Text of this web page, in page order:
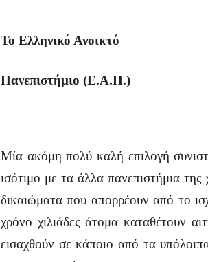
Το Ελληνικό Ανοικτό
Πανεπιστήμιο (Ε.Α.Π.)
Μία ακόμη πολύ καλή επιλογή
ισότιμο με τα άλλα πανεπιστήμια
δικαιώματα που απορρέουν από το
χρόνο χιλιάδες άτομα καταθέτουν
εισαχθούν σε κάποιο από τα